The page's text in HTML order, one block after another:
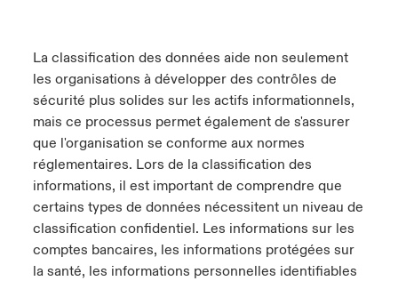
La classification des données aide non seulement
les organisations à développer des contrôles de
sécurité plus solides sur les actifs informationnels,
mais ce processus permet également de s'assurer
que l'organisation se conforme aux normes
réglementaires. Lors de la classification des
informations, il est important de comprendre que
certains types de données nécessitent un niveau de
classification confidentiel. Les informations sur les
comptes bancaires, les informations protégées sur
la santé, les informations personnelles identifiables